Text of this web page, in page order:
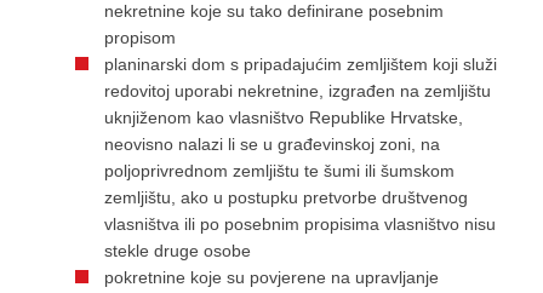
nekretnine koje su tako definirane posebnim
propisom
planinarski dom s pripadajućim zemljištem koji služi
redovitoj uporabi nekretnine, izgrađen na zemljištu
uknjiženom kao vlasništvo Republike Hrvatske,
neovisno nalazi li se u građevinskoj zoni, na
poljoprivrednom zemljištu te šumi ili šumskom
zemljištu, ako u postupku pretvorbe društvenog
vlasništva ili po posebnim propisima vlasništvo nisu
stekle druge osobe
pokretnine koje su povjerene na upravljanje